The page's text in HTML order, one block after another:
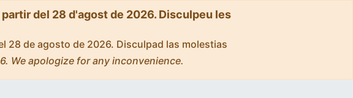
del 28 d'agost de 2026. Disculpeu les
28 de agosto de 2026. Disculpad las molestias
We apologize for any inconvenience.